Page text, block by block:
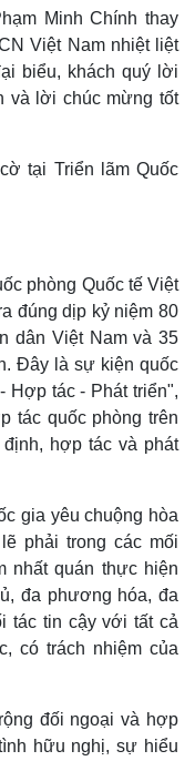
Minh Chính thay
Việt Nam nhiệt liệt
biểu, khách quý lời
và lời chúc mừng tốt
phòng Quốc tế Việt
đúng dịp kỷ niệm 80
dân Việt Nam và 35
Đây là sự kiện quốc
Hợp tác - Phát triển",
tác quốc phòng trên
hợp tác và phát
gia yêu chuộng hòa
phải trong các mối
nhất quán thực hiện
đa phương hóa, đa
tác tin cậy với tất cả
có trách nhiệm của
đối ngoại và hợp
hữu nghị, sự hiểu